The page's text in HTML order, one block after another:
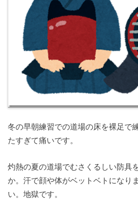
冬の早朝練習での道場の床を裸足で
たすぎて痛いです。
灼熱の夏の道場でむさくるしい防具
か。汗で顔や体がベットベトになり
い。地獄です。